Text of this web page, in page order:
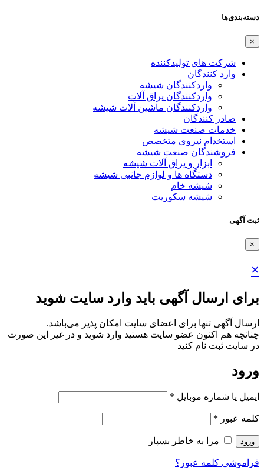
دسته‌بندی‌ها
×
شرکت های تولیدکننده
وارد کنندگان
واردکنندگان شیشه
واردکنندگان یراق آلات
واردکنندگان ماشین آلات شیشه
صادر کنندگان
خدمات صنعت شیشه
استخدام نیروی متخصص
فروشندگان صنعت شیشه
ابزار و یراق آلات شیشه
دستگاه ها و لوازم جانبی شیشه
شیشه خام
شیشه سکوریت
ثبت آگهی
×
×
برای ارسال آگهی باید وارد سایت شوید
ارسال آگهی تنها برای اعضای سایت امکان پذیر می‌باشد.
چنانچه هم‌ اکنون عضو سایت هستید وارد شوید و در غیر این صورت
در سایت ثبت نام کنید
ورود
ایمیل یا شماره موبایل *
کلمه عبور *
ورود مرا به خاطر بسپار
فراموشی کلمه عبور؟